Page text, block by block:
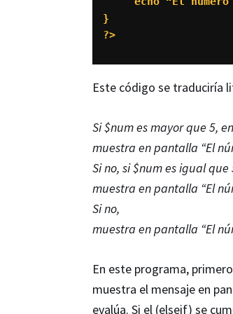
}
?>
Este código se traduciría
Si $num es mayor que 5,
muestra en pantalla “El
Si no, si $num es igual que
muestra en pantalla “El
Si no,
muestra en pantalla “El
En este programa,
muestra el mensaje en
evalúa. Si el (elseif) se